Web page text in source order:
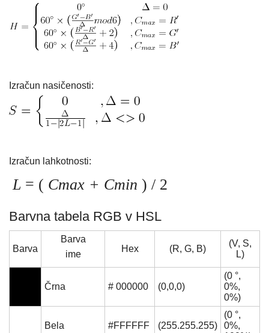
Izračun nasičenosti:
Izračun lahkotnosti:
L = ( Cmax + Cmin ) / 2
Barvna tabela RGB v HSL
Barva
Barva
ime
Hex (R, G, B)
(V, S,
L)
Črna # 000000 (0,0,0)
(0 °,
0%,
0%)
Bela #FFFFFF (255.255.255)
(0 °,
0%,